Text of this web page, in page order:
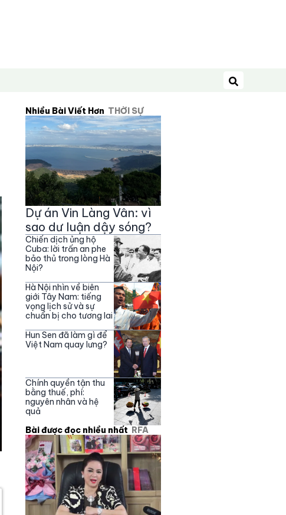
Tìm kiếm
Nhiều Bài Viết Hơn THỜI SỰ
Dự án Vin Làng Vân: vì
sao dư luận dậy sóng?
Chiến dịch ủng hộ
Cuba: lời trấn an phe
bảo thủ trong lòng Hà
Nội?
Hà Nội nhìn về biên
giới Tây Nam: tiếng
vọng lịch sử và sự
chuẩn bị cho tương lai
Hun Sen đã làm gì để
Việt Nam quay lưng?
Chính quyền tận thu
bằng thuế, phí:
nguyên nhân và hệ
quả
Bài được đọc nhiều nhất RFA